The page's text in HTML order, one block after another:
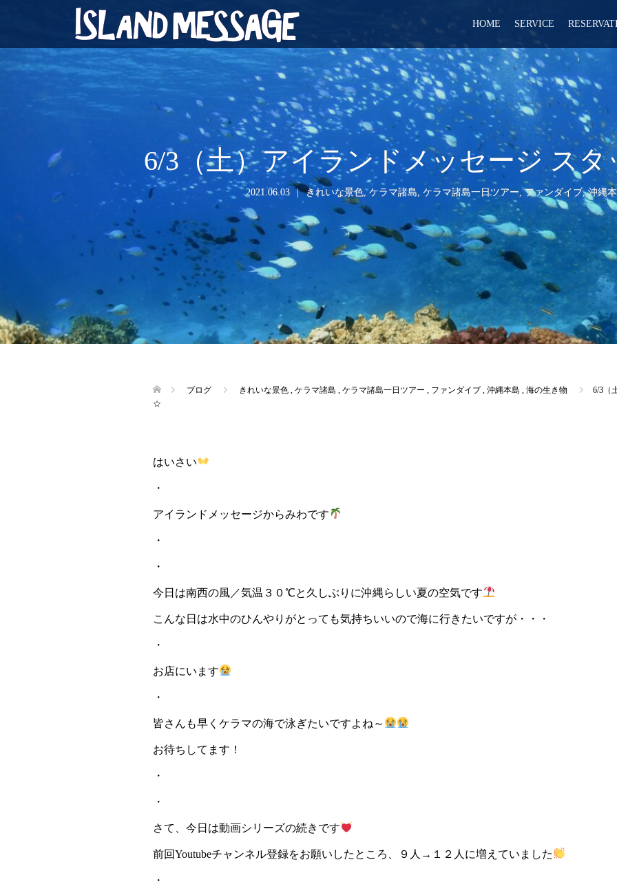
HOME SERVICE
6/3（土）アイランドメッセージ ス
2021.06.03 きれいな景色,ケラマ諸島 ケラマ諸島一日ツアー ,ファンダイブ,沖縄
ブログ きれいな景色 ケラマ諸島 ケラマ諸島一日ツアー ファンダイブ 沖縄本島 海の生き物
6/3（
☆
はいさい
・
アイランドメッセージからみわです
・
・
今日は南西の風／気温３０℃と久しぶりに沖縄らしい夏の空気です
こんな日は水中のひんやりがとっても気持ちいいので海に行きたいですが・・・
・
お店にいます
・
皆さんも早くケラマの海で泳ぎたいですよね～
お待ちしてます！
・
・
さて、今日は動画シリーズの続きです
前回Youtubeチャンネル登録をお願いしたところ、９人→１２人に増えていました
・